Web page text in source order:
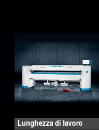
Lunghezza di lavoro